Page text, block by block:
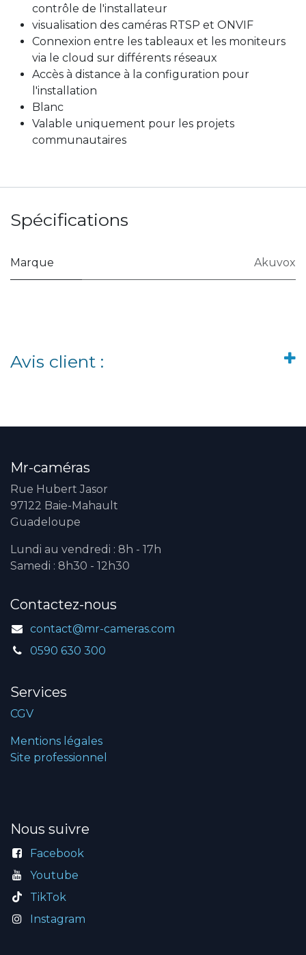
contrôle de l'installateur
visualisation des caméras RTSP et ONVIF
Connexion entre les tableaux et les moniteurs
via le cloud sur différents réseaux
Accès à distance à la configuration pour
l'installation
Blanc
Valable uniquement pour les projets
communautaires
Spécifications
Marque Akuvox
Avis client :
Mr-caméras
Rue Hubert Jasor
97122 Baie-Mahault
Guadeloupe
Lundi au vendredi : 8h - 17h
Samedi : 8h30 - 12h30
Contactez-nous
contact@mr-cameras.com
0590 630 300
Services
CGV
Mentions légales
Site professionnel
Nous suivre
Facebook
Youtube
TikTok
Instagram